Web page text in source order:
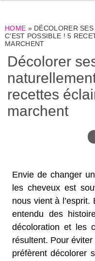
HOME » DÉCOLORER
C’EST POSSIBLE ! 5
MARCHENT
Décolorer
recettes
marchent
Envie de changer
les cheveux est
nous vient à
entendu des
décoloration et les
résultent. Pour
préfèrent décolorer